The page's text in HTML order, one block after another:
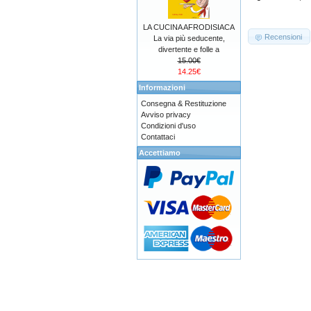
Recensioni
LA CUCINA AFRODISIACA
La via più seducente,
divertente e folle a
15.00€
14.25€
Informazioni
Consegna & Restituzione
Avviso privacy
Condizioni d'uso
Contattaci
Accettiamo